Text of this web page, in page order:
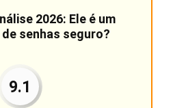
2026: Ele é um
senhas seguro?
9.1